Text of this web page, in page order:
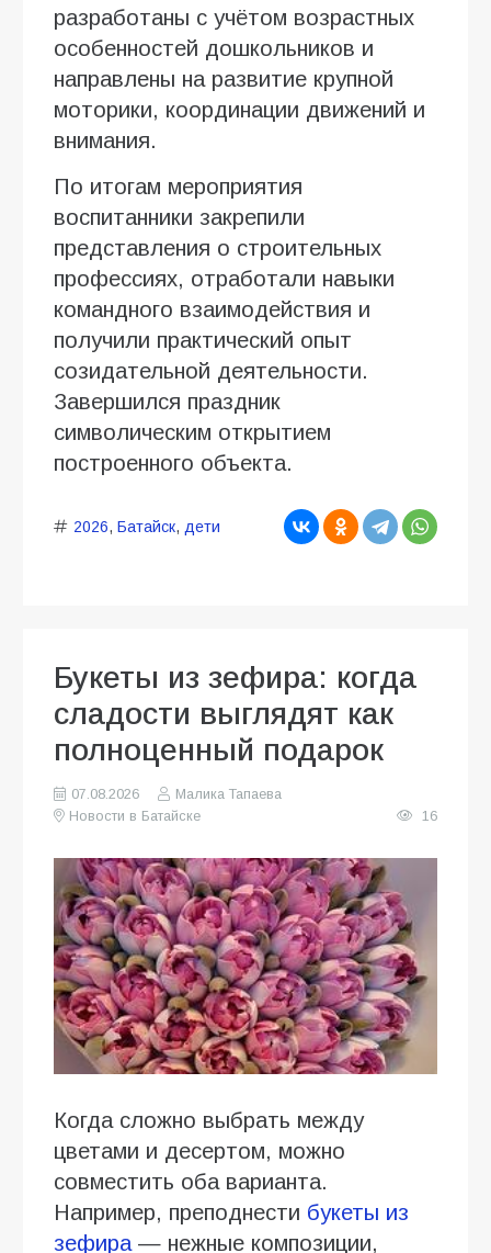
разработаны с учётом возрастных
особенностей дошкольников и
направлены на развитие крупной
моторики, координации движений и
внимания.
По итогам мероприятия
воспитанники закрепили
представления о строительных
профессиях, отработали навыки
командного взаимодействия и
получили практический опыт
созидательной деятельности.
Завершился праздник
символическим открытием
построенного объекта.
2026, Батайск, дети
Букеты из зефира: когда
сладости выглядят как
полноценный подарок
07.08.2026
Малика Тапаева
Новости в Батайске
16
Когда сложно выбрать между
цветами и десертом, можно
совместить оба варианта.
Например, преподнести букеты из
зефира— нежные композиции,